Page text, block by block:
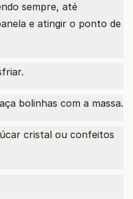
sempre, até
e atingir o ponto de
bolinhas com a massa.
cristal ou confeitos